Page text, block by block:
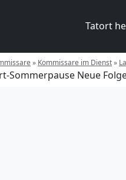
Tatort
» Kommissare im Dienst»
Sommerpause Neue